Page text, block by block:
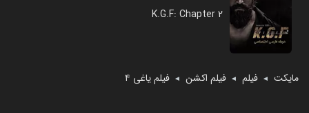
مایکت ◄ فیلم ◄ فیلم اکشن ◄ فیلم یاغی ۴
K.G.F: Chapter 2